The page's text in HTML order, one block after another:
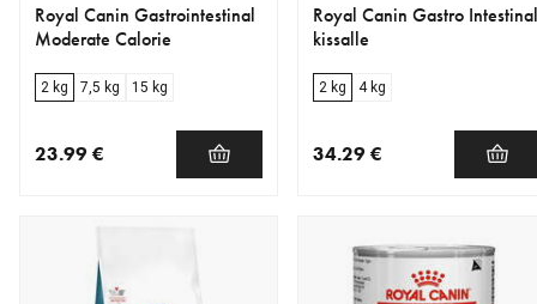
Royal Canin Gastrointestinal
Moderate Calorie
2 kg 7,5 kg 15 kg
23.99 €
Royal Canin Gastro Intestinal
kissalle
2 kg 4 kg
34.29 €